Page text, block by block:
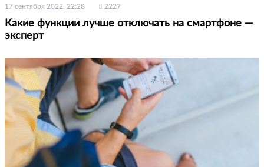
17 сентября 2022, 22:28 2227
Какие функции лучше отключать на смартфоне —
эксперт